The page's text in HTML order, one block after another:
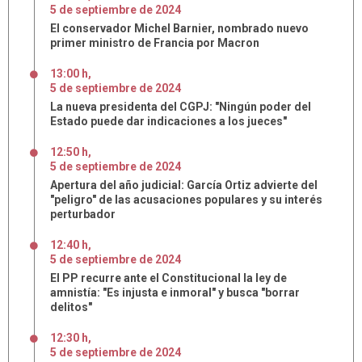
5 de septiembre de 2024
El conservador Michel Barnier, nombrado nuevo
primer ministro de Francia por Macron
13:00 h,
5 de septiembre de 2024
La nueva presidenta del CGPJ: "Ningún poder del
Estado puede dar indicaciones a los jueces"
12:50 h,
5 de septiembre de 2024
Apertura del año judicial: García Ortiz advierte del
"peligro" de las acusaciones populares y su interés
perturbador
12:40 h,
5 de septiembre de 2024
El PP recurre ante el Constitucional la ley de
amnistía: "Es injusta e inmoral" y busca "borrar
delitos"
12:30 h,
5 de septiembre de 2024